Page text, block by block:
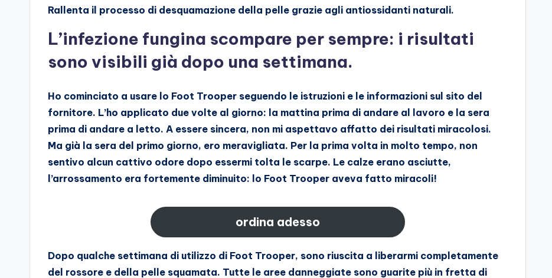
Rallenta il processo di desquamazione della pelle grazie agli antiossidanti naturali.
L’infezione fungina scompare per sempre: i risultati
sono visibili già dopo una settimana.
Ho cominciato a usare lo Foot Trooper seguendo le istruzioni e le informazioni sul sito del
fornitore. L’ho applicato due volte al giorno: la mattina prima di andare al lavoro e la sera
prima di andare a letto. A essere sincera, non mi aspettavo affatto dei risultati miracolosi.
Ma già la sera del primo giorno, ero meravigliata. Per la prima volta in molto tempo, non
sentivo alcun cattivo odore dopo essermi tolta le scarpe. Le calze erano asciutte,
l’arrossamento era fortemente diminuito: lo Foot Trooper aveva fatto miracoli!
ordina adesso
Dopo qualche settimana di utilizzo di Foot Trooper, sono riuscita a liberarmi completamente
del rossore e della pelle squamata. Tutte le aree danneggiate sono guarite più in fretta di